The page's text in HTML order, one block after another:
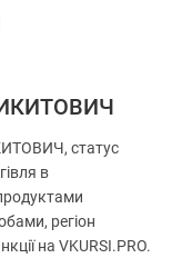
статус
в
регіон
на VKURSI.PRO.